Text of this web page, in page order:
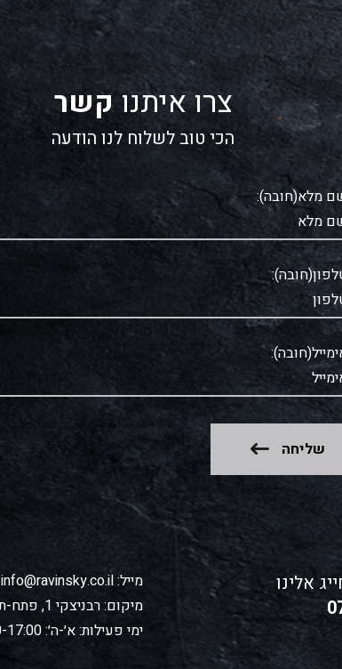
צרו איתנוקשר
הכי טוב לשלוח לנו הודעה
מלא(חובה):
שליחה
אלינו
מייל:info@ravinsky.co.il
מיקום:רבניצקי 1, פתח-תקווה / סניף חדש! קרית גת - כסלו 9
ימי פעילות:א׳-ה׳: 08:30-17:00 , ו׳ וערבי חג: 08:30-13:00